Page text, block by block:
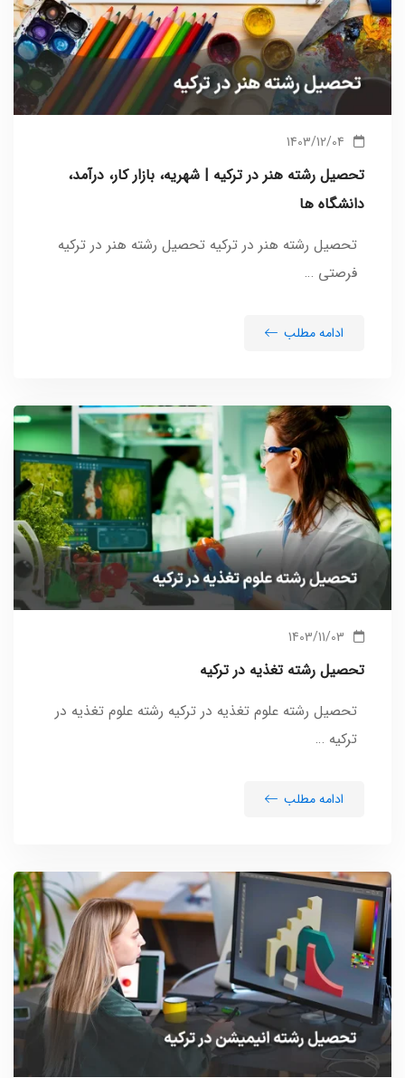
1403/12/04
تحصیل رشته هنر در ترکیه | شهریه، بازار کار، درآمد،
دانشگاه ها
تحصیل رشته هنر در ترکیه​ تحصیل رشته هنر در ترکیه
فرصتی …
ادامه مطلب
1403/11/03
تحصیل رشته تغذیه در ترکیه
تحصیل رشته علوم تغذیه در ترکیه رشته علوم تغذیه در
ترکیه …
ادامه مطلب